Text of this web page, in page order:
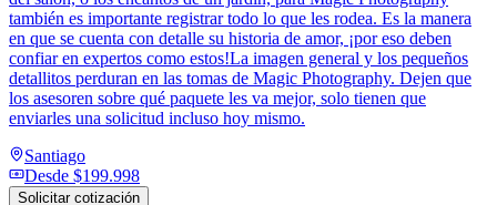
también es importante registrar todo lo que les rodea. Es la manera
en que se cuenta con detalle su historia de amor, ¡por eso deben
confiar en expertos como estos!La imagen general y los pequeños
detallitos perduran en las tomas de Magic Photography. Dejen que
los asesoren sobre qué paquete les va mejor, solo tienen que
enviarles una solicitud incluso hoy mismo.
Santiago
Desde $199.998
Solicitar cotización